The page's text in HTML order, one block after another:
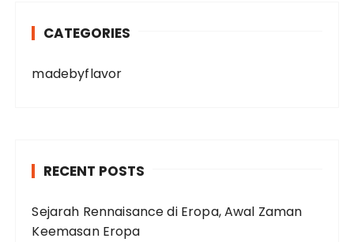
CATEGORIES
madebyflavor
RECENT POSTS
Sejarah Rennaisance di Eropa, Awal Zaman
Keemasan Eropa